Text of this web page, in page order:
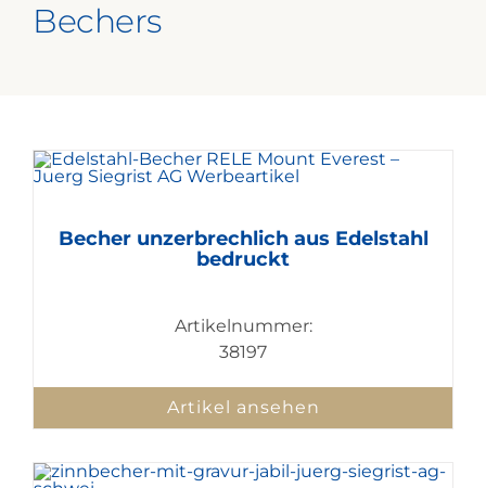
Bechers
Becher unzerbrechlich aus Edelstahl
bedruckt
Artikelnummer:
38197
Artikel ansehen